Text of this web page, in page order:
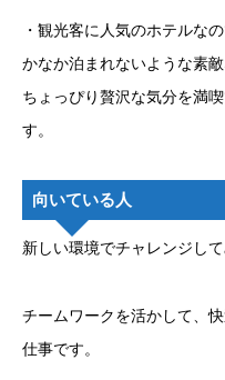
・観光客に人気のホテルな
かなか泊まれないような素
ちょっぴり贅沢な気分を満
す。
向いている人
新しい環境でチャレンジし
チームワークを活かして、
仕事です。